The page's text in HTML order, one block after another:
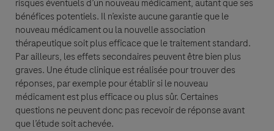
risques éventuels d’un nouveau médicament, autant que ses
bénéfices potentiels. Il n’existe aucune garantie que le
nouveau médicament ou la nouvelle association
thérapeutique soit plus efficace que le traitement standard.
Par ailleurs, les effets secondaires peuvent être bien plus
graves. Une étude clinique est réalisée pour trouver des
réponses, par exemple pour établir si le nouveau
médicament est plus efficace ou plus sûr. Certaines
questions ne peuvent donc pas recevoir de réponse avant
que l’étude soit achevée.
données personnelles afin de donner suite à votre demande. Ce traitement
repose sur votre consentement que vous pouvez retirer à tout moment.
Seules ont accès à vos données, les personnes habilitées de Roche SAS
(filiale française) ainsi que les filiales de Roche à l’étranger.
Vos données seront conservées pour la période minimum nécessaire à la
réalisation de la finalité décrite ci-dessus ( répondre à votre demande,
donner suite à cette dernière et, pour les professionnels de santé,
conserver l’information dans une base de données d'information médicales
à titre de référence).